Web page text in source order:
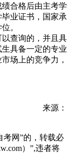
合格后由主考学
业证书，国家承
。
查询的，并且具
具备一定的专业
场上的竞争力，
来源：
考网”的，转载必
）”,违者将